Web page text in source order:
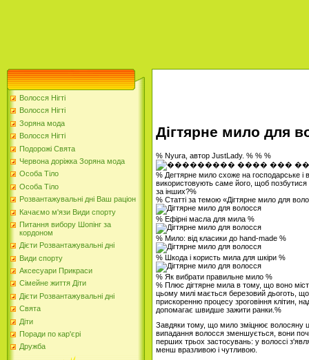
Волосся Нігті
Волосся Нігті
Зоряна мода
Волосся Нігті
Подорожі Свята
Червона доріжка Зоряна мода
Особа Тіло
Особа Тіло
Розвантажувальні дні Ваш раціон
Качаємо м'язи Види спорту
Питання вибору Шопінг за
кордоном
Дієти Розвантажувальні дні
Види спорту
Аксесуари Прикраси
Сімейне життя Діти
Дієти Розвантажувальні дні
Свята
Діти
Поради по кар'єрі
Дружба
Дігтярне мило для
% Nyura, автор JustLady. % % %
% Дегтярне мило схоже на господарське
використовують саме його, щоб
за інших?%
% Статті за темою «Дігтярне мило для
% Ефірні масла для мила %
% Мило: від класики до hand-made %
% Шкода і користь мила для шкіри %
% Як вибрати правильне мило %
% Плюс дігтярне мила в тому, що воно
цьому милі мається березовий дьоготь,
прискоренню процесу зроговіння клітин,
допомагає швидше зажити ранки.%
Завдяки тому, що мило зміцнює волосяну
випадання волосся зменшується, вони
перших трьох застосувань: у волоссі
менш вразливою і чутливою.